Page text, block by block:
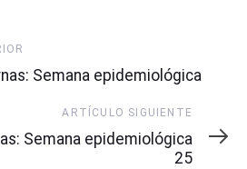
Semana epidemiológica
ARTÍCULO SIGUIENTE
Semana epidemiológica
25